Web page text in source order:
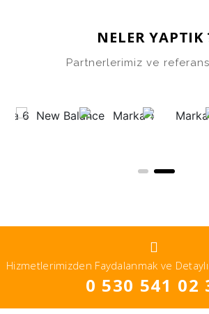
NELER YAPTIK
Partnerlerimiz ve
Hizmetlerimizden Faydalanmak ve Detaylı
0 530 541 02